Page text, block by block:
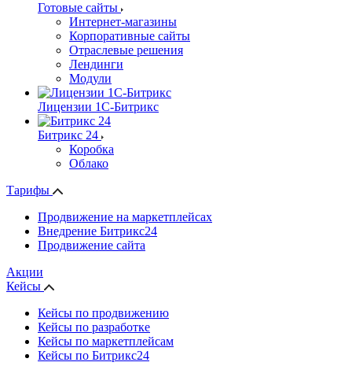
Готовые сайты
Интернет-магазины
Корпоративные сайты
Отраслевые решения
Лендинги
Модули
Лицензии 1С-Битрикс
Битрикс 24
Коробка
Облако
Тарифы
Продвижение на маркетплейсах
Внедрение Битрикс24
Продвижение сайта
Акции
Кейсы
Кейсы по продвижению
Кейсы по разработке
Кейсы по маркетплейсам
Кейсы по Битрикс24